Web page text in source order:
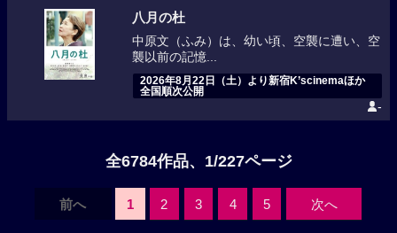
八月の杜
中原文（ふみ）は、幼い頃、空襲に遭い、空
襲以前の記憶...
2026年8月22日（土）より新宿K’scinemaほか
全国順次公開
-
全6784作品、1/227ページ
前へ 1 2 3 4 5 次へ